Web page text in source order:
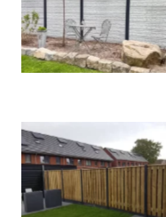
Betonschutting
Betonpalen schutting